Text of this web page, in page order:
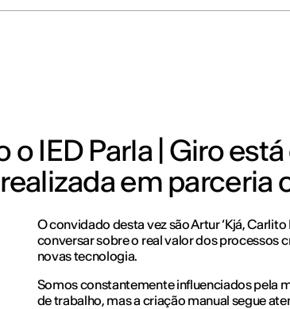
o IED Parla | Giro
em parceria
O convidado desta vez são Artur ‘Kjá,
conversar sobre o real valor dos processos
novas tecnologia.
Somos constantemente influenciados pela
de trabalho, mas a criação manual segue